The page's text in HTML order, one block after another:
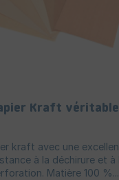
Kraft véritable
kraft avec une
à la déchirure et à
Matière 100 %...